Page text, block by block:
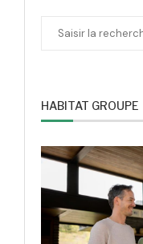
HABITAT GROUPE